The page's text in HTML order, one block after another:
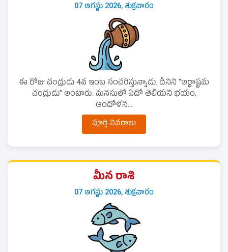
07 ఆగస్టు 2026, శుక్రవారం
ఈ రోజు చంద్రుడు 4వ ఇంట సంచరిస్తున్నాడు. దీనిని "అర్ధాష్టమ
చంద్రుడు" అంటారు. మనసులో ఏదో తెలియని భయం,
ఆందోళన...
పూర్తి వివరాలు
మీన రాశి
07 ఆగస్టు 2026, శుక్రవారం